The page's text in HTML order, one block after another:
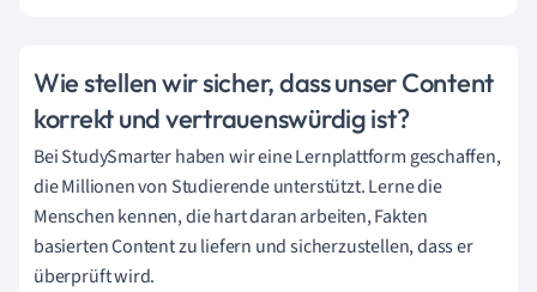
Wie stellen wir sicher, dass unser Content
korrekt und vertrauenswürdig ist?
Bei StudySmarter haben wir eine Lernplattform geschaffen,
die Millionen von Studierende unterstützt. Lerne die
Menschen kennen, die hart daran arbeiten, Fakten
basierten Content zu liefern und sicherzustellen, dass er
überprüft wird.